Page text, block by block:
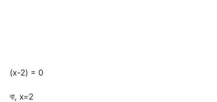
(x-2) = 0
বা, x=2